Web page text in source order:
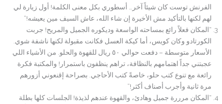
الفرنش توست كان شيئاً آخر… أسطوري بكل معنى الكلمة! أول زيارة لي
لهم لكنها بالتأكيد مش الأخيرة إن شاء الله، عاش السيف مين يعيشه!”
“المكان فعلاً رائع بمساحته الواسعة وديكوره الجميل والمريح! جربت
الكورتادو وكان كويس، أما كيكة العسل فكانت مقبولة لكنها ناشفة شوي.
الأسعار متوسطة – دفعت حوالي ٥٠ ريال للقهوة والحلو. من الأشياء اللي
عجبتني جداً اهتمامهم بالنظافة، تراهم ينظفون باستمرار! والمكتبة فكرة
رائعة مع تنوع كتب حلو، خاصةً كتب الأحاجي. بصراحة إقنعوني أزورهم
مرة ثانية وأجرب أصناف أكثر!”
“المكان مرررة جميل وهادئ، والقهوة عندهم لذيذة! الجلسات كلها بطلة